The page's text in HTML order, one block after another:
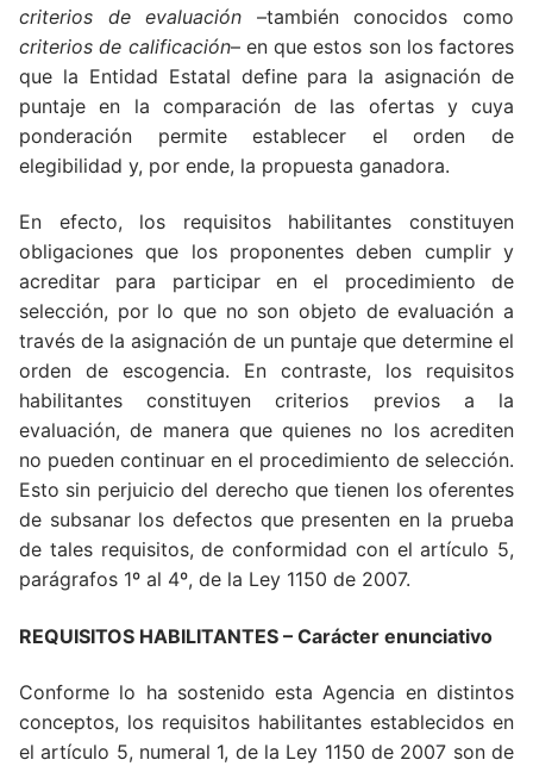
criterios de evaluación –también conocidos como
criterios de calificación– en que estos son los factores
que la Entidad Estatal define para la asignación de
puntaje en la comparación de las ofertas y cuya
ponderación permite establecer el orden de
elegibilidad y, por ende, la propuesta ganadora.
En efecto, los requisitos habilitantes constituyen
obligaciones que los proponentes deben cumplir y
acreditar para participar en el procedimiento de
selección, por lo que no son objeto de evaluación a
través de la asignación de un puntaje que determine el
orden de escogencia. En contraste, los requisitos
habilitantes constituyen criterios previos a la
evaluación, de manera que quienes no los acrediten
no pueden continuar en el procedimiento de selección.
Esto sin perjuicio del derecho que tienen los oferentes
de subsanar los defectos que presenten en la prueba
de tales requisitos, de conformidad con el artículo 5,
parágrafos 1º al 4º, de la Ley 1150 de 2007.
REQUISITOS HABILITANTES – Carácter enunciativo
Conforme lo ha sostenido esta Agencia en distintos
conceptos, los requisitos habilitantes establecidos en
el artículo 5, numeral 1, de la Ley 1150 de 2007 son de